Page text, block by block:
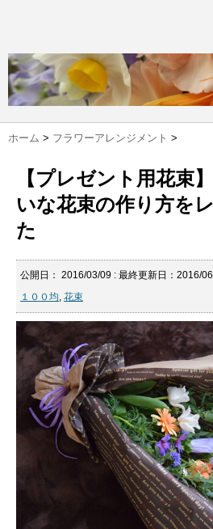
ホーム > フラワーアレンジメント >
【プレゼント用花束
いな花束の作り方を
た
公開日： 2016/03/09 : 最終更新日：2016/
１００均, 花束